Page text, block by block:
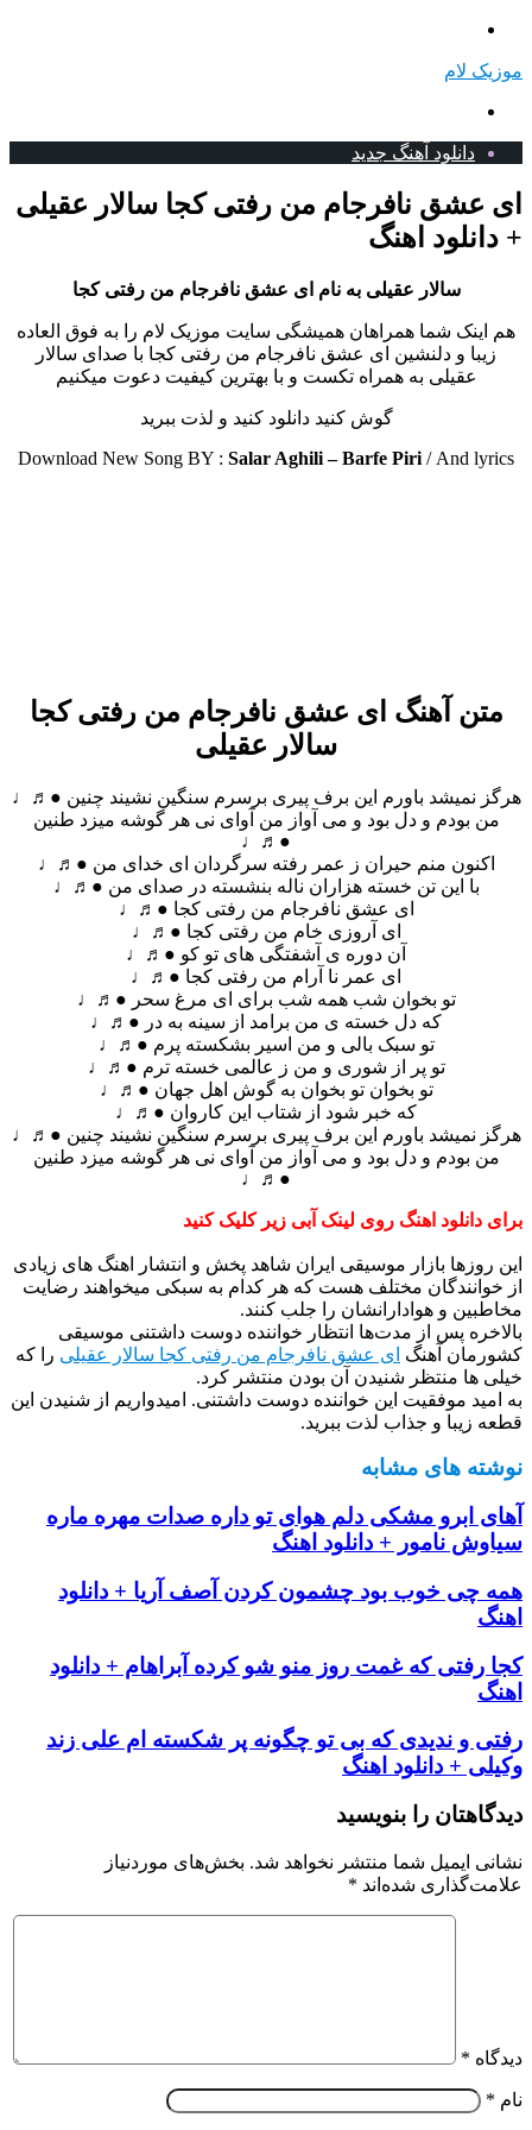
موزیک لام
دانلود آهنگ جدید
ای عشق نافرجام من رفتی کجا سالار عقیلی
+ دانلود اهنگ
سالار عقیلی به نام ای عشق نافرجام من رفتی کجا
هم اینک شما همراهان همیشگی سایت موزیک لام را به فوق العاده
زیبا و دلنشین ای عشق نافرجام من رفتی کجا با صدای سالار
عقیلی به همراه تکست و با بهترین کیفیت دعوت میکنیم
گوش کنید دانلود کنید و لذت ببرید
Download New Song BY : Salar Aghili – Barfe Piri / And lyrics
متن آهنگ ای عشق نافرجام من رفتی کجا
سالار عقیلی
هرگز نمیشد باورم این برف پیری برسرم سنگین نشیند چنین ●♬♩
من بودم و دل بود و می آواز من آوای نی هر گوشه میزد طنین
●♬♩
اکنون منم حیران ز عمر رفته سرگردان ای خدای من ●♬♩
با این تن خسته هزاران ناله بنشسته در صدای من ●♬♩
ای عشق نافرجام من رفتی کجا ●♬♩
ای آروزی خام من رفتی کجا ●♬♩
آن دوره ی آشفتگی های تو کو ●♬♩
ای عمر نا آرام من رفتی کجا ●♬♩
تو بخوان شب همه شب برای ای مرغ سحر ●♬♩
که دل خسته ی من برامد از سینه به در ●♬♩
تو سبک بالی و من اسیر بشکسته پرم ●♬♩
تو پر از شوری و من ز عالمی خسته ترم ●♬♩
تو بخوان تو بخوان به گوش اهل جهان ●♬♩
که خبر شود از شتاب این کاروان ●♬♩
هرگز نمیشد باورم این برف پیری برسرم سنگین نشیند چنین ●♬♩
من بودم و دل بود و می آواز من آوای نی هر گوشه میزد طنین
●♬♩
برای دانلود اهنگ روی لینک آبی زیر کلیک کنید
این روزها بازار موسیقی ایران شاهد پخش و انتشار اهنگ های زیادی
از خوانندگان مختلف هست که هر کدام به سبکی میخواهند رضایت
مخاطبین و هوادارانشان را جلب کنند.
بالاخره پس از مدت‌ها انتظار خواننده دوست داشتنی موسیقی
کشورمان آهنگ ای عشق نافرجام من رفتی کجا سالار عقیلی را که
خیلی ها منتظر شنیدن آن بودن منتشر کرد.
به امید موفقیت این خواننده دوست داشتنی. امیدواریم از شنیدن این
قطعه زیبا و جذاب لذت ببرید.
نوشته های مشابه
آهای ابرو مشکی دلم هوای تو داره صدات مهره ماره
سیاوش نامور + دانلود اهنگ
همه چی خوب بود چشمون کردن آصف آریا + دانلود
اهنگ
کجا رفتی که غمت روز منو شو کرده آبراهام + دانلود
اهنگ
رفتی و ندیدی که بی تو چگونه پر شکسته ام علی زند
وکیلی + دانلود اهنگ
دیدگاهتان را بنویسید
نشانی ایمیل شما منتشر نخواهد شد. بخش‌های موردنیاز
علامت‌گذاری شده‌اند *
دیدگاه *
نام *